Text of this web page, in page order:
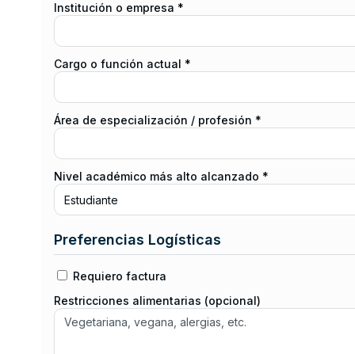
Institución o empresa *
Cargo o función actual *
Área de especialización / profesión *
Nivel académico más alto alcanzado *
Preferencias Logísticas
Requiero factura
Restricciones alimentarias (opcional)